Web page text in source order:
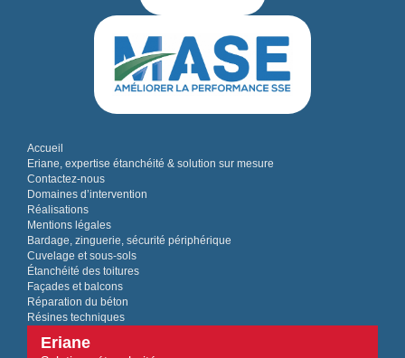
Accueil
Eriane, expertise étanchéité & solution sur mesure
Contactez-nous
Domaines d’intervention
Réalisations
Mentions légales
Bardage, zinguerie, sécurité périphérique
Cuvelage et sous-sols
Étanchéité des toitures
Façades et balcons
Réparation du béton
Résines techniques
Eriane